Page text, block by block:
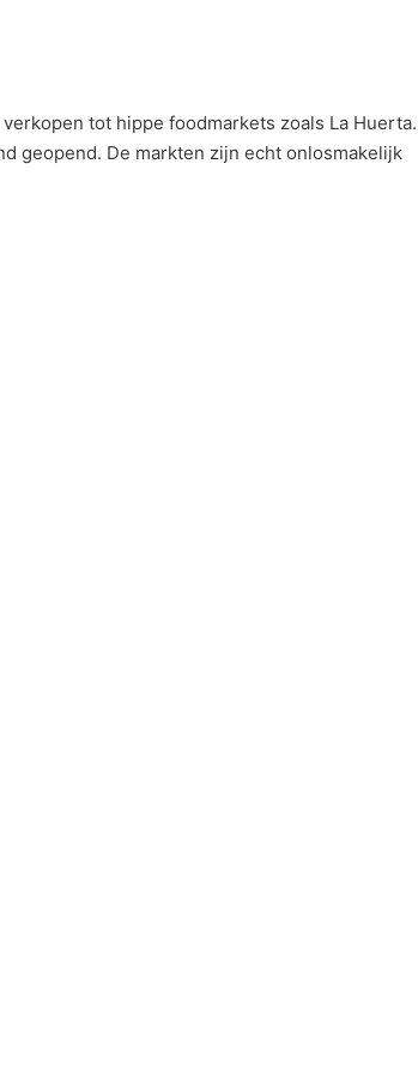
tot hippe foodmarkets zoals La Huerta.
geopend. De markten zijn echt onlosmakelijk